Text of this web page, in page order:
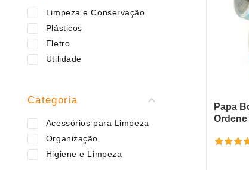
Limpeza e Conservação
Plásticos
Eletro
Utilidade
Categoria
Acessórios para Limpeza
Organização
Higiene e Limpeza
Papa